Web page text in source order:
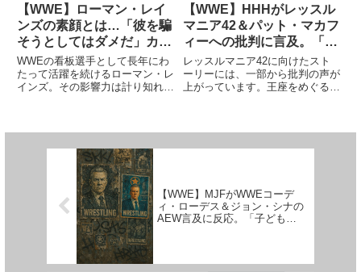
【WWE】ローマン・レイ
ンズの素顔とは…「彼を騙
そうとしてはダメだ」カリ
オン・クロスが警告
WWEの看板選手として長年にわ
たって活躍を続けるローマン・レ
インズ。その影響力は計り知れな
しての地位を確固たるものにす
【WWE】HHHがレッスル
マニア42＆パット・マカフ
ィーへの批判に言及。「議
論が起きるのは良いこと。
期待以上のものを届ける
よ」
レッスルマニア42に向けたスト
ーリーには、一部から批判の声が
上がっています。王座をめぐる展
ィーが介入したこと、それが親
【WWE】MJFがWWEコーデ
ィ・ローデス＆ジョン・シナの
AEW言及に反応。「子ども扱